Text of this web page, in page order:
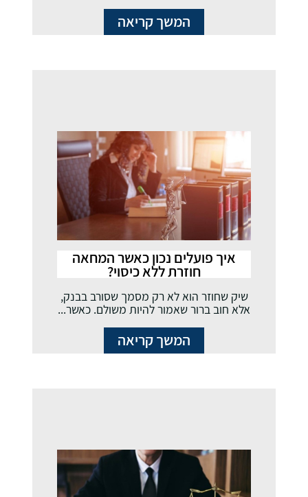
המשך קריאה
איך פועלים נכון כאשר המחאה
חוזרת ללא כיסוי?
שיק שחוזר הוא לא רק מסמך שסורב בבנק,
אלא חוב ברור שאמור להיות משולם. כאשר...
המשך קריאה